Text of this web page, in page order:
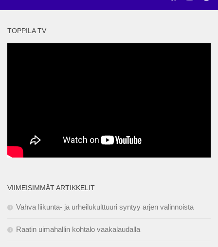
TOPPILA TV
VIIMEISIMMÄT ARTIKKELIT
Vahva liikunta- ja urheilukulttuuri syntyy arjen valinnoista
Raatin uimahallin kohtalo vaakalaudalla